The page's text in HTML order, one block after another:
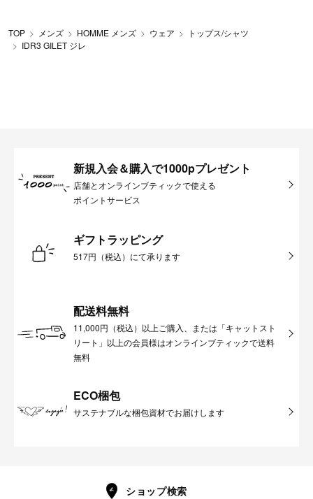
TOP メンズ HOMME メンズ ウェア
トップス/シャツ
IDR3 GILET ジレ
新規入会＆購入で1000pプレゼント
店舗とオンラインブティックで使える
ポイントサービス
ギフトラッピング
517円（税込）にて承ります
配送料無料
11,000円（税込）以上ご購入、または「キャットスト
リート」以上の会員様はオンラインブティックで送料
無料
ECO梱包
サステナブルな梱包資材でお届けします
ショップ検索